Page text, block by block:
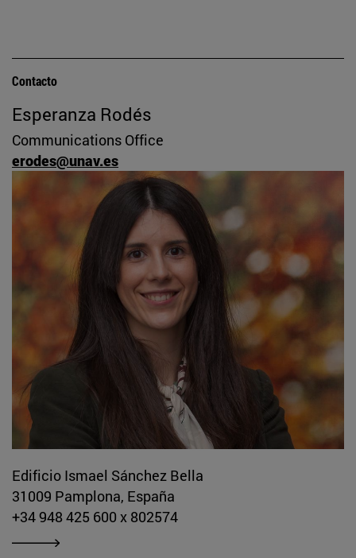
Contacto
Esperanza Rodés
Communications Office
erodes@unav.es
Edificio Ismael Sánchez Bella
31009 Pamplona, España
+34 948 425 600 x 802574